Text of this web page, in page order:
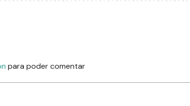
para poder comentar